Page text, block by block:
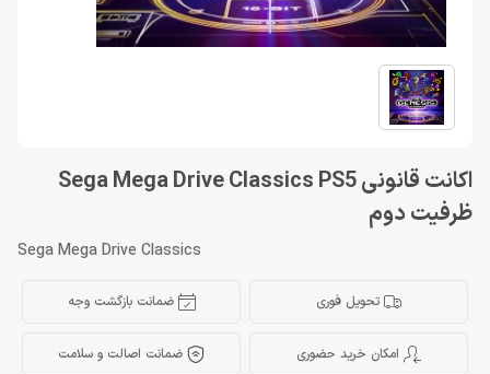
اکانت قانونی Sega Mega Drive Classics PS5
ظرفیت دوم
Sega Mega Drive Classics
تحویل فوری ضمانت بازگشت وجه
امکان خرید حضوری ضمانت اصالت و سلامت